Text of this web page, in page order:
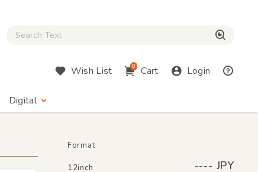
Close Search box
Wish List 0 Cart Login
Digital
Format
12inch ---- JPY